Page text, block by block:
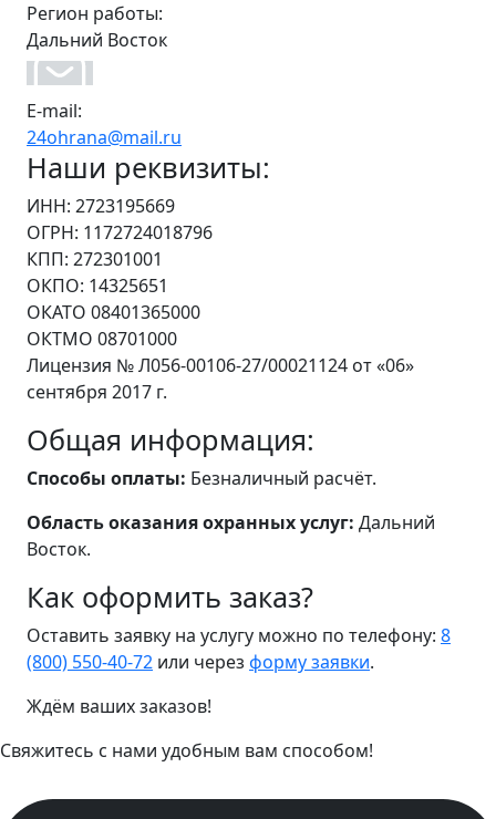
Регион работы:
Дальний Восток
E-mail:
24ohrana@mail.ru
Наши реквизиты:
ИНН: 2723195669
ОГРН: 1172724018796
КПП: 272301001
ОКПО: 14325651
ОКАТО 08401365000
ОКТМО 08701000
Лицензия № Л056-00106-27/00021124 от «06»
сентября 2017 г.
Общая информация:
Способы оплаты: Безналичный расчёт.
Область оказания охранных услуг: Дальний
Восток.
Как оформить заказ?
Оставить заявку на услугу можно по телефону: 8
(800) 550-40-72 или через форму заявки.
Ждём ваших заказов!
Свяжитесь с нами удобным вам способом!